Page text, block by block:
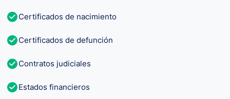
Certificados de nacimiento
Certificados de defunción
Contratos judiciales
Estados financieros